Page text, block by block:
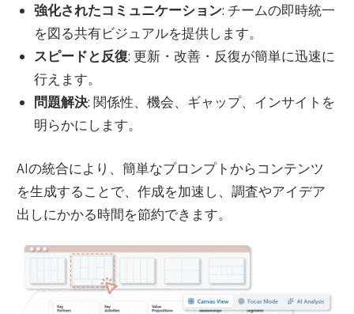
強化されたコミュニケーション: チームの即時統一
を図る共有ビジュアルを提供します。
スピードと反復: 更新・改善・反復が簡単に迅速に
行えます。
問題解決: 関係性、機会、ギャップ、インサイトを
明らかにします。
AIの統合により、簡単なプロンプトからコンテンツ
を生成することで、作成を加速し、調査やアイデア
出しにかかる時間を節約できます。